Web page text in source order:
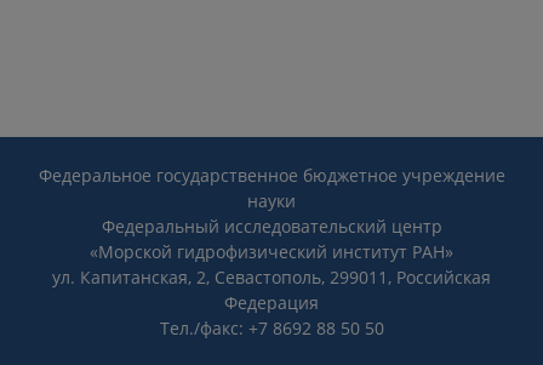
Федеральное государственное бюджетное учреждение
науки
Федеральный исследовательский центр
«Морской гидрофизический институт РАН»
ул. Капитанская, 2, Севастополь, 299011, Российская
Федерация
Тел./факс: +7 8692 88 50 50